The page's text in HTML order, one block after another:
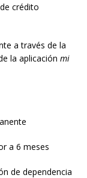
crédito
a través de la
la aplicación mi
a 6 meses
de dependencia